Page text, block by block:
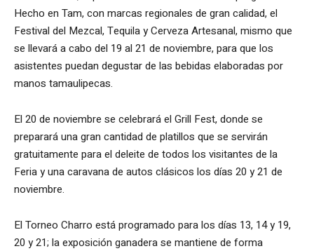
Hecho en Tam, con marcas regionales de gran calidad, el
Festival del Mezcal, Tequila y Cerveza Artesanal, mismo que
se llevará a cabo del 19 al 21 de noviembre, para que los
asistentes puedan degustar de las bebidas elaboradas por
manos tamaulipecas.
El 20 de noviembre se celebrará el Grill Fest, donde se
preparará una gran cantidad de platillos que se servirán
gratuitamente para el deleite de todos los visitantes de la
Feria y una caravana de autos clásicos los días 20 y 21 de
noviembre.
El Torneo Charro está programado para los días 13, 14 y 19,
20 y 21; la exposición ganadera se mantiene de forma